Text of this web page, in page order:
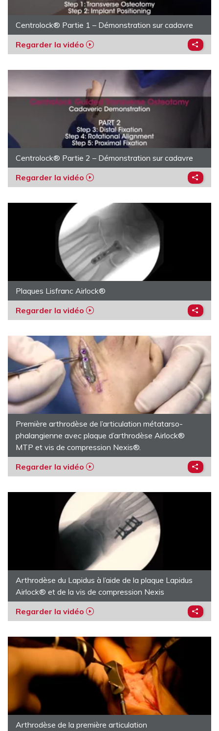
Centrolock® Partie 1 – Démonstration sur cadavre
Regarder la vidéo
Centrolock® Partie 2 – Démonstration sur cadavre
Regarder la vidéo
Plaques Lisfranc Airlock®
Regarder la vidéo
Première arthrodèse de l’articulation métatarso-
phalangienne avec plaque d’arthrodèse Airlock®
MTP et vis de compression Nexis®.
Regarder la vidéo
Arthrodèse du Lapidus à l’aide de la plaque Lapidus
Airlock® et de la vis de compression Nexis
Regarder la vidéo
Arthrodèse de la première articulation